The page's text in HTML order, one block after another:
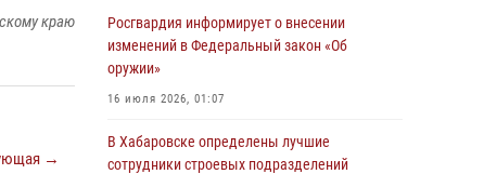
краю
→
День образования тыловых подразделений
Росгвардии
01 августа 2026, 00:00
краю состоялось информирование личного
состава по вопросам реализации
Росгвардия информирует о внесении
изменений в Федеральный закон «Об
оружии»
16 июля 2026, 01:07
В Хабаровске определены лучшие
сотрудники строевых подразделений